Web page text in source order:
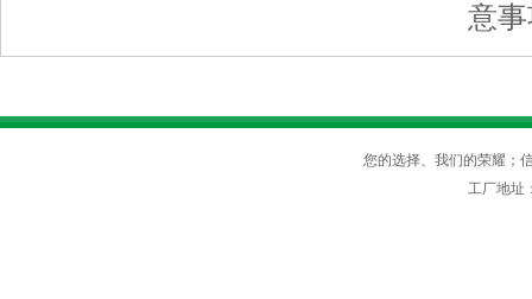
意
您的选择、我们的荣耀；
工厂地址